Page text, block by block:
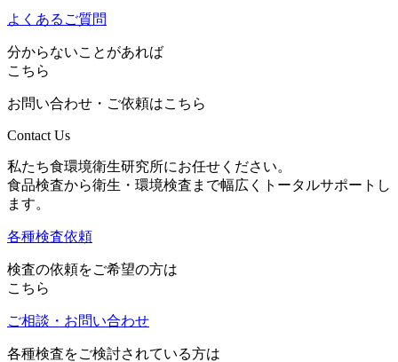
よくあるご質問
分からないことがあれば
こちら
お問い合わせ・ご依頼はこちら
Contact Us
私たち食環境衛生研究所にお任せください。
食品検査から衛生・環境検査まで幅広くトータルサポートし
ます。
各種検査依頼
検査の依頼をご希望の方は
こちら
ご相談・お問い合わせ
各種検査をご検討されている方は